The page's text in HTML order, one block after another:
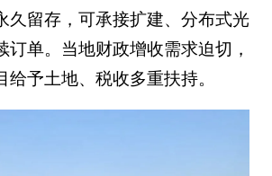
久留存，可承接扩建、分布式光
订单。当地财政增收需求迫切，
给予土地、税收多重扶持。